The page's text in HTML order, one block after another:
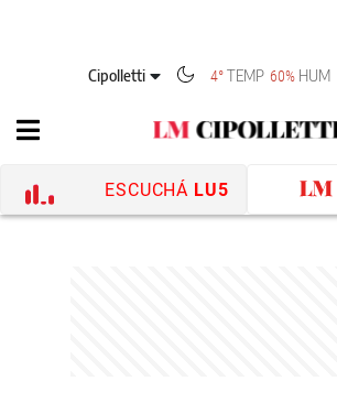
Cipolletti 4°TEMP 60% HUM
ESCUCHÁ LU5